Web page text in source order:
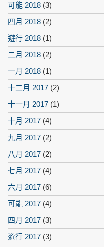
可能 2018 (3)
四月 2018 (2)
遊行 2018 (1)
二月 2018 (2)
一月 2018 (1)
十二月 2017 (2)
十一月 2017 (1)
十月 2017 (4)
九月 2017 (2)
八月 2017 (2)
七月 2017 (4)
六月 2017 (6)
可能 2017 (4)
四月 2017 (3)
遊行 2017 (3)